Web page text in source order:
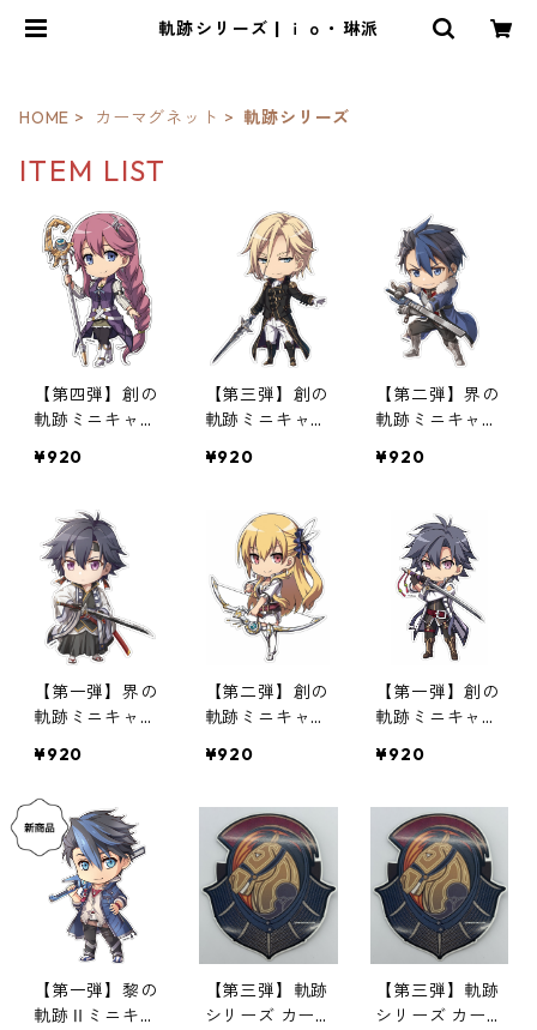
軌跡シリーズ | ｉｏ・琳派
HOME カーマグネット 軌跡シリーズ
ITEM LIST
【第四弾】創の
軌跡ミニキャラ
¥920
【第三弾】創の
軌跡ミニキャラ
¥920
【第二弾】界の
軌跡ミニキャラ
¥920
【第一弾】界の
軌跡ミニキャラ
¥920
【第二弾】創の
軌跡ミニキャラ
¥920
【第一弾】創の
軌跡ミニキャラ
¥920
【第一弾】黎の
軌跡Ⅱミニキャ
【第三弾】軌跡
シリーズ カー
【第三弾】軌跡
シリーズ カー